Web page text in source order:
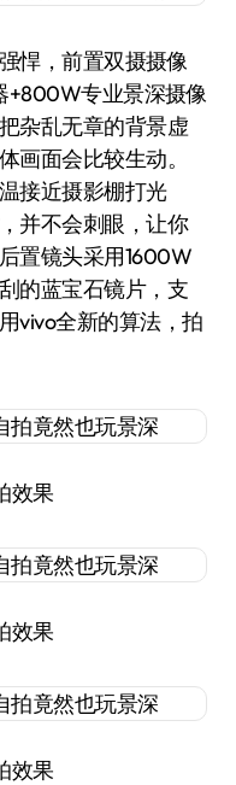
悍，前置双摄摄像
+800W专业景深摄像
杂乱无章的背景虚
画面会比较生动。
接近摄影棚打光
并不会刺眼，让你
置镜头采用1600W
的蓝宝石镜片，支
vivo全新的算法，拍
效果
效果
效果